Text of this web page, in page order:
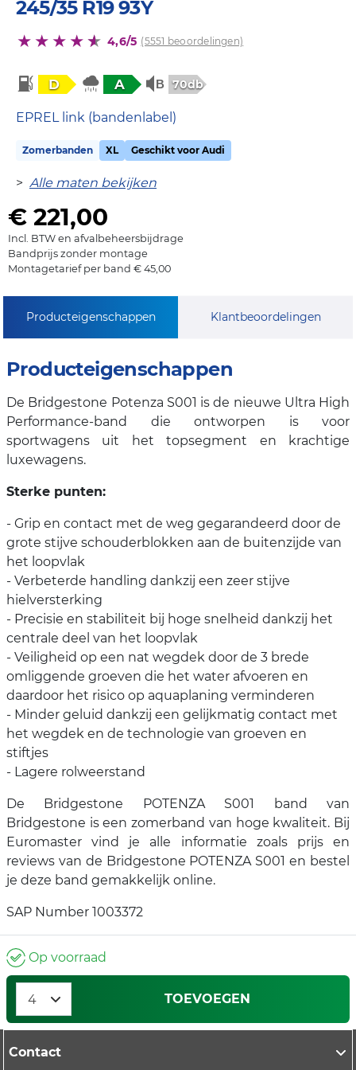
245/35 R19 93Y
4,6/5 (5551 beoordelingen)
D A 70db
EPREL link (bandenlabel)
Zomerbanden XL Geschikt voor Audi
> Alle maten bekijken
€ 221,00
Incl. BTW en afvalbeheersbijdrage
Bandprijs zonder montage
Montagetarief per band € 45,00
Producteigenschappen Klantbeoordelingen
Producteigenschappen
De Bridgestone Potenza S001 is de nieuwe Ultra High
Performance-band die ontworpen is voor
sportwagens uit het topsegment en krachtige
luxewagens.
Sterke punten:
- Grip en contact met de weg gegarandeerd door de
grote stijve schouderblokken aan de buitenzijde van
het loopvlak
- Verbeterde handling dankzij een zeer stijve
hielversterking
- Precisie en stabiliteit bij hoge snelheid dankzij het
centrale deel van het loopvlak
- Veiligheid op een nat wegdek door de 3 brede
omliggende groeven die het water afvoeren en
daardoor het risico op aquaplaning verminderen
- Minder geluid dankzij een gelijkmatig contact met
het wegdek en de technologie van groeven en
stiftjes
- Lagere rolweerstand
De Bridgestone POTENZA S001 band van
Bridgestone is een zomerband van hoge kwaliteit. Bij
Euromaster vind je alle informatie zoals prijs en
reviews van de Bridgestone POTENZA S001 en bestel
je deze band gemakkelijk online.
SAP Number 1003372
Op voorraad
TOEVOEGEN
Contact